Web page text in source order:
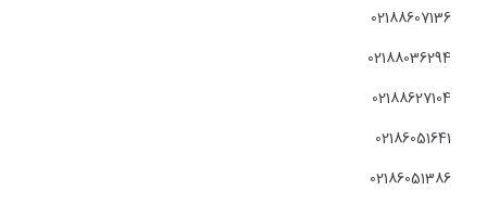
02188607136
02188036294
02188627104
02186051641
02186051386